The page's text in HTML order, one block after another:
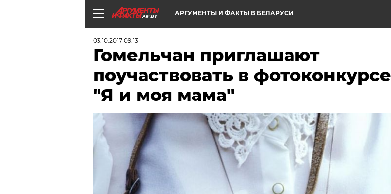
AIF.BY АРГУМЕНТЫ И ФАКТЫ В БЕЛАРУСИ
03.10.2017 09:13
Гомельчан приглашают
поучаствовать в фотоконкурсе
"Я и моя мама"